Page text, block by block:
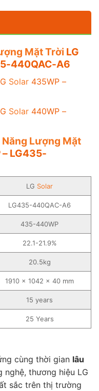
Mặt Trời LG
440QAC-A6
Solar 435WP –
Solar 440WP –
Năng Lượng Mặt
LG435-
LG Solar
LG435-440QAC-A6
435-440WP
22.1-21.9%
20.5kg
1910 x 1042 x 40 mm
15 years
25 Years
cùng thời gian lâu
thương hiệu LG
sắc trên thị trường